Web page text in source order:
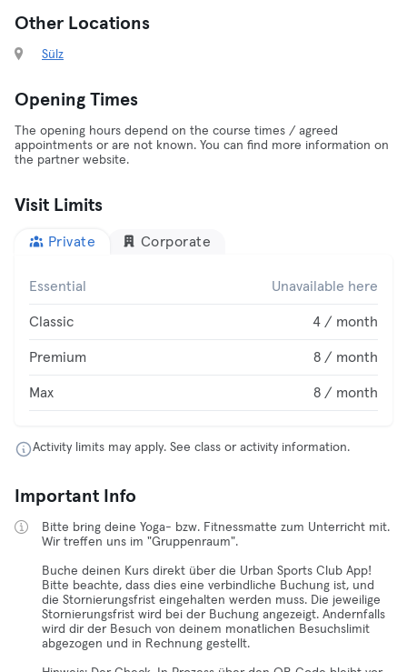
Other Locations
Sülz
Opening Times
The opening hours depend on the course times / agreed
appointments or are not known. You can find more information on
the partner website.
Visit Limits
Private Corporate
Essential Unavailable here
Classic 4 / month
Premium 8 / month
Max 8 / month
Activity limits may apply. See class or activity information.
Important Info
Bitte bring deine Yoga- bzw. Fitnessmatte zum Unterricht mit.
Wir treffen uns im "Gruppenraum".
Buche deinen Kurs direkt über die Urban Sports Club App!
Bitte beachte, dass dies eine verbindliche Buchung ist, und
die Stornierungsfrist eingehalten werden muss. Die jeweilige
Stornierungsfrist wird bei der Buchung angezeigt. Andernfalls
wird dir der Besuch von deinem monatlichen Besuchslimit
abgezogen und in Rechnung gestellt.